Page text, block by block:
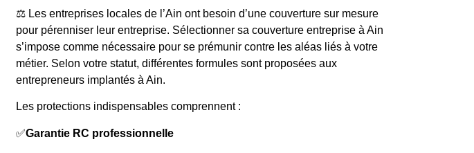
⚖️ Les entreprises locales de l’Ain ont besoin d’une couverture sur mesure
pour pérenniser leur entreprise. Sélectionner sa couverture entreprise à Ain
s’impose comme nécessaire pour se prémunir contre les aléas liés à votre
métier. Selon votre statut, différentes formules sont proposées aux
entrepreneurs implantés à Ain.
Les protections indispensables comprennent :
✅Garantie RC professionnelle